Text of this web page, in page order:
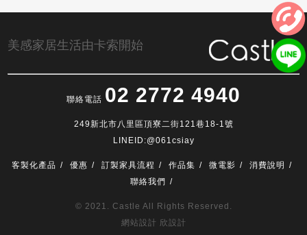
美感家居生活由卡索開始
聯絡電話 02 2772 4940
249新北市八里區頂寮二街121巷18-1號
LINEID:@061csiay
客製化產品 優惠 訂製家具流程 作品集 微電影
消費說明
聯絡我們
© 2021. Castle All Rights Reserved.
網站設計 欣設計